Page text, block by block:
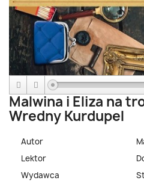
Malwina i Eliza na
Wredny Kurdupel
Autor
Lektor
Wydawca